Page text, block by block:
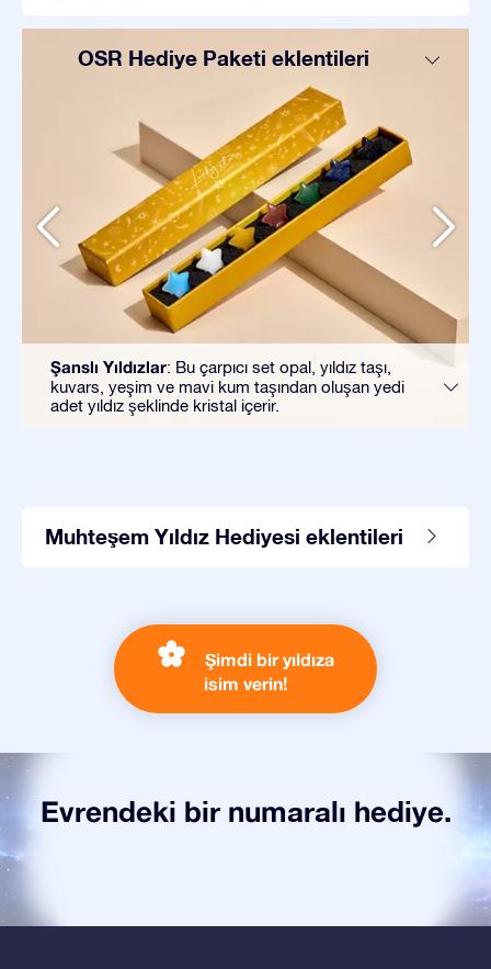
OSR Hediye Paketi eklentileri
Şanslı Yıldızlar: Bu çarpıcı set opal, yıldız taşı,
kuvars, yeşim ve mavi kum taşından oluşan yedi
adet yıldız şeklinde kristal içerir.
Muhteşem Yıldız Hediyesi eklentileri
Şimdi bir yıldıza
isim verin!
Evrendeki bir numaralı hediye.